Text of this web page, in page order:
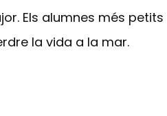
Els alumnes més petits
la vida a la mar.